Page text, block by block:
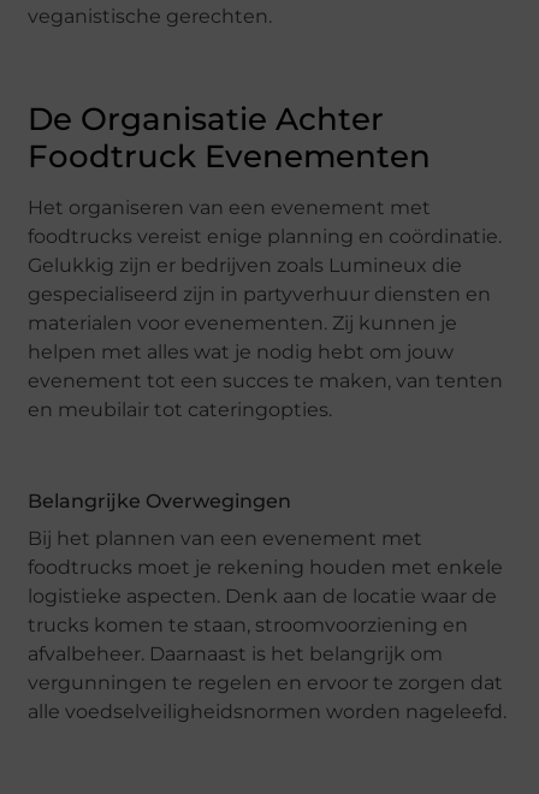
veganistische gerechten.
De Organisatie Achter
Foodtruck Evenementen
Het organiseren van een evenement met
foodtrucks vereist enige planning en coördinatie.
Gelukkig zijn er bedrijven zoals Lumineux die
gespecialiseerd zijn in partyverhuur diensten en
materialen voor evenementen. Zij kunnen je
helpen met alles wat je nodig hebt om jouw
evenement tot een succes te maken, van tenten
en meubilair tot cateringopties.
Belangrijke Overwegingen
Bij het plannen van een evenement met
foodtrucks moet je rekening houden met enkele
logistieke aspecten. Denk aan de locatie waar de
trucks komen te staan, stroomvoorziening en
afvalbeheer. Daarnaast is het belangrijk om
vergunningen te regelen en ervoor te zorgen dat
alle voedselveiligheidsnormen worden nageleefd.